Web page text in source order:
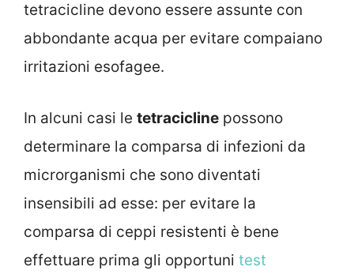
tetracicline devono essere assunte con
abbondante acqua per evitare compaiano
irritazioni esofagee.
In alcuni casi le tetracicline possono
determinare la comparsa di infezioni da
microrganismi che sono diventati
insensibili ad esse: per evitare la
comparsa di ceppi resistenti è bene
effettuare prima gli opportuni test